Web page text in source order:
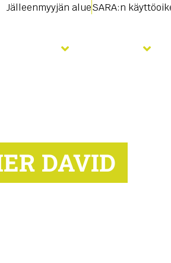
Jälleenmyyjän alueSARA:n
DAVID